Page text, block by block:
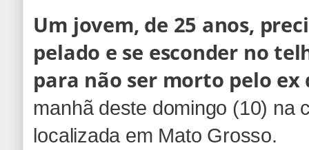
Um jovem, de 25 anos,
pelado e se esconder no
para não ser morto pelo ex
manhã deste domingo (10) na
localizada em Mato Grosso.